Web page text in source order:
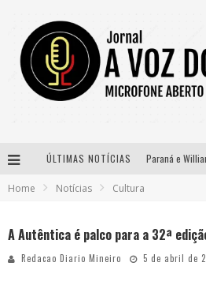
ÚLTIMAS NOTÍCIAS
Home Notícias Cultura
A Autêntica é palco para a 32ª
Redacao Diario Mineiro 5 de abril de